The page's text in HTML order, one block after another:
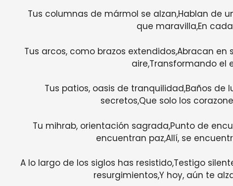
Tus columnas de mármol se alzan,Hablan de
que maravilla,En
Tus arcos, como brazos extendidos,Abracan
aire,Transformando el
Tus patios, oasis de tranquilidad,Baños de
secretos,Que solo los
Tu mihrab, orientación sagrada,Punto de
encuentran paz,Allí, se
A lo largo de los siglos has resistido,Testigo
resurgimientos,Y hoy, aún te